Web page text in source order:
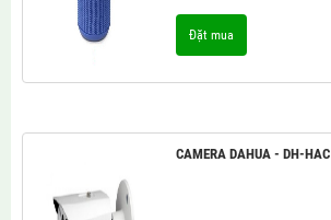
Đặt mua
CAMERA DAHUA - DH-HAC